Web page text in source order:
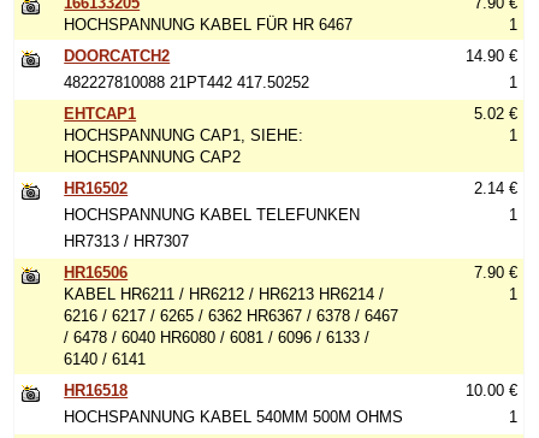
HOCHSPANNUNG KABEL FÜR HR 6467
1
DOORCATCH2
482227810088 21PT442 417.50252
14.90 €
1
EHTCAP1
HOCHSPANNUNG CAP1, SIEHE:
HOCHSPANNUNG CAP2
5.02 €
1
HR16502
HOCHSPANNUNG KABEL TELEFUNKEN
HR7313 / HR7307
2.14 €
1
HR16506
KABEL HR6211 / HR6212 / HR6213 HR6214 /
6216 / 6217 / 6265 / 6362 HR6367 / 6378 / 6467
/ 6478 / 6040 HR6080 / 6081 / 6096 / 6133 /
6140 / 6141
7.90 €
1
HR16518
HOCHSPANNUNG KABEL 540MM 500M OHMS
10.00 €
1